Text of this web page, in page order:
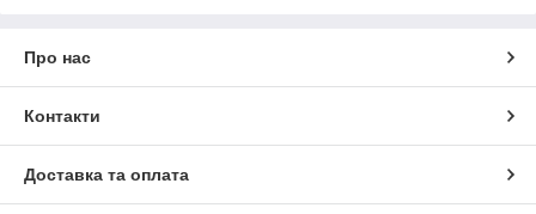
Про нас
Контакти
Доставка та оплата